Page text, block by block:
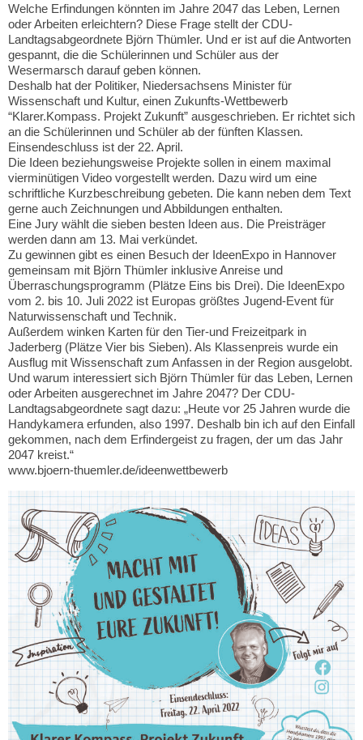
Welche Erfindungen könnten im Jahre 2047 das Leben, Lernen
oder Arbeiten erleichtern? Diese Frage stellt der CDU-
Landtagsabgeordnete Björn Thümler. Und er ist auf die Antworten
gespannt, die die Schülerinnen und Schüler aus der
Wesermarsch darauf geben können.
Deshalb hat der Politiker, Niedersachsens Minister für
Wissenschaft und Kultur, einen Zukunfts-Wettbewerb
“Klarer.Kompass. Projekt Zukunft” ausgeschrieben. Er richtet sich
an die Schülerinnen und Schüler ab der fünften Klassen.
Einsendeschluss ist der 22. April.
Die Ideen beziehungsweise Projekte sollen in einem maximal
vierminütigen Video vorgestellt werden. Dazu wird um eine
schriftliche Kurzbeschreibung gebeten. Die kann neben dem Text
gerne auch Zeichnungen und Abbildungen enthalten.
Eine Jury wählt die sieben besten Ideen aus. Die Preisträger
werden dann am 13. Mai verkündet.
Zu gewinnen gibt es einen Besuch der IdeenExpo in Hannover
gemeinsam mit Björn Thümler inklusive Anreise und
Überraschungsprogramm (Plätze Eins bis Drei). Die IdeenExpo
vom 2. bis 10. Juli 2022 ist Europas größtes Jugend-Event für
Naturwissenschaft und Technik.
Außerdem winken Karten für den Tier-und Freizeitpark in
Jaderberg (Plätze Vier bis Sieben). Als Klassenpreis wurde ein
Ausflug mit Wissenschaft zum Anfassen in der Region ausgelobt.
Und warum interessiert sich Björn Thümler für das Leben, Lernen
oder Arbeiten ausgerechnet im Jahre 2047? Der CDU-
Landtagsabgeordnete sagt dazu: „Heute vor 25 Jahren wurde die
Handykamera erfunden, also 1997. Deshalb bin ich auf den Einfall
gekommen, nach dem Erfindergeist zu fragen, der um das Jahr
2047 kreist.“
www.bjoern-thuemler.de/ideenwettbewerb